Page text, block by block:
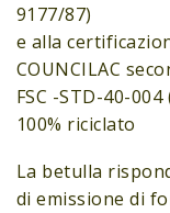
9177/87)
e alla
COUNCILAC
FSC -STD-40-
100% riciclato
La betulla
di emissione di